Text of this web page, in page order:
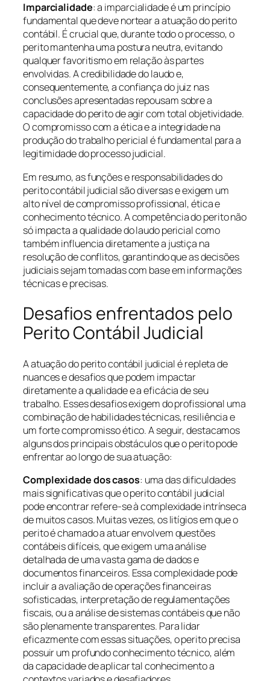
Imparcialidade: a imparcialidade é um princípio
fundamental que deve nortear a atuação do perito
contábil. É crucial que, durante todo o processo, o
perito mantenha uma postura neutra, evitando
qualquer favoritismo em relação às partes
envolvidas. A credibilidade do laudo e,
consequentemente, a confiança do juiz nas
conclusões apresentadas repousam sobre a
capacidade do perito de agir com total objetividade.
O compromisso com a ética e a integridade na
produção do trabalho pericial é fundamental para a
legitimidade do processo judicial.
Em resumo, as funções e responsabilidades do
perito contábil judicial são diversas e exigem um
alto nível de compromisso profissional, ética e
conhecimento técnico. A competência do perito não
só impacta a qualidade do laudo pericial como
também influencia diretamente a justiça na
resolução de conflitos, garantindo que as decisões
judiciais sejam tomadas com base em informações
técnicas e precisas.
Desafios enfrentados pelo
Perito Contábil Judicial
A atuação do perito contábil judicial é repleta de
nuances e desafios que podem impactar
diretamente a qualidade e a eficácia de seu
trabalho. Esses desafios exigem do profissional uma
combinação de habilidades técnicas, resiliência e
um forte compromisso ético. A seguir, destacamos
alguns dos principais obstáculos que o perito pode
enfrentar ao longo de sua atuação:
Complexidade dos casos: uma das dificuldades
mais significativas que o perito contábil judicial
pode encontrar refere-se à complexidade intrínseca
de muitos casos. Muitas vezes, os litígios em que o
perito é chamado a atuar envolvem questões
contábeis difíceis, que exigem uma análise
detalhada de uma vasta gama de dados e
documentos financeiros. Essa complexidade pode
incluir a avaliação de operações financeiras
sofisticadas, interpretação de regulamentações
fiscais, ou a análise de sistemas contábeis que não
são plenamente transparentes. Para lidar
eficazmente com essas situações, o perito precisa
possuir um profundo conhecimento técnico, além
da capacidade de aplicar tal conhecimento a